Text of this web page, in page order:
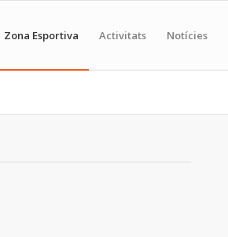
Zona Esportiva Activitats Notícies